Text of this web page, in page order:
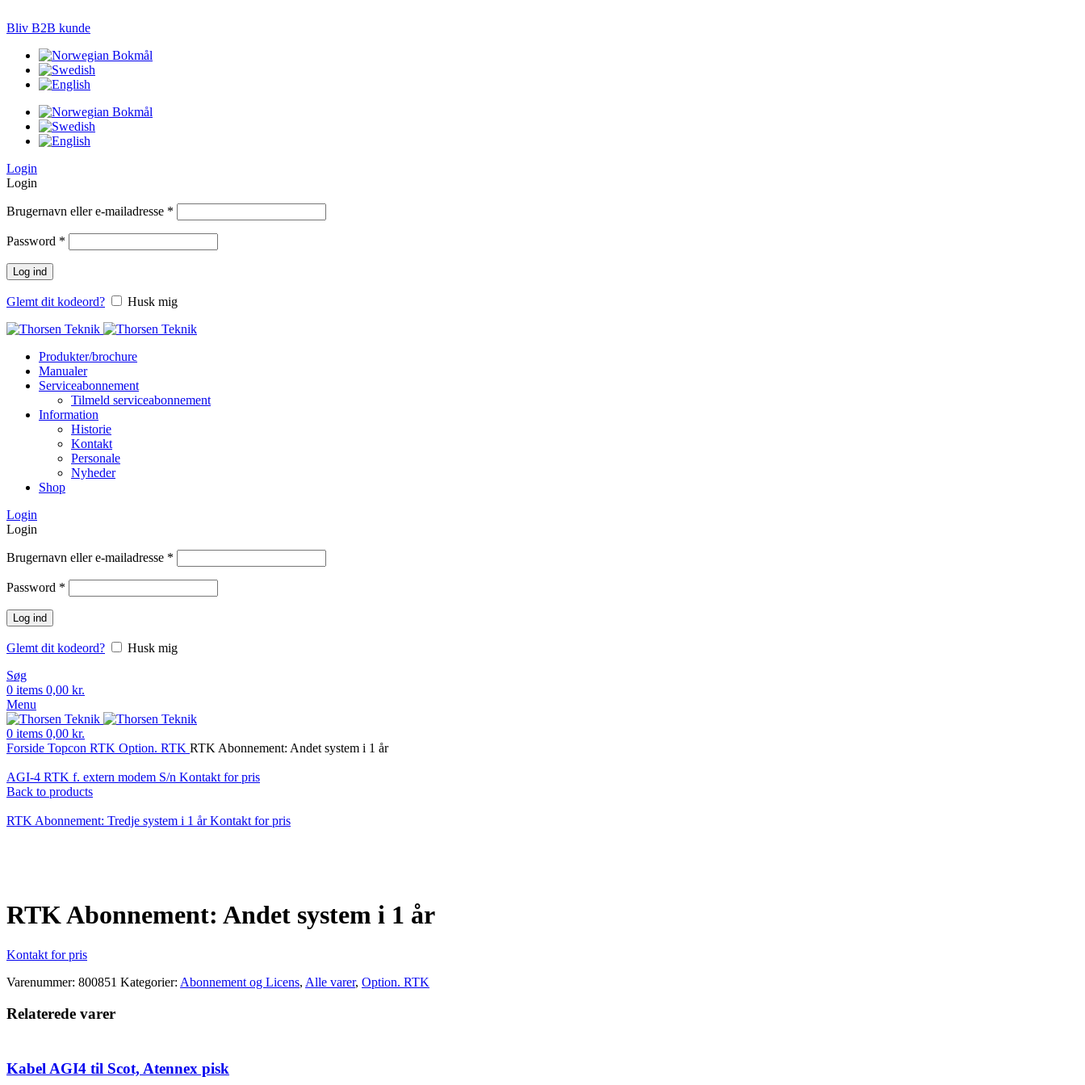
Bliv B2B kunde
Login
Login
Brugernavn eller e-mailadresse *
Password *
Log ind
Glemt dit kodeord? Husk mig
Produkter/brochure
Manualer
Serviceabonnement
Tilmeld serviceabonnement
Information
Historie
Kontakt
Personale
Nyheder
Shop
Login
Login
Brugernavn eller e-mailadresse *
Password *
Log ind
Glemt dit kodeord?
Husk mig
Søg
0 items 0,00 kr.
Menu
0 items 0,00 kr.
Forside Topcon RTK Option. RTK RTK Abonnement: Andet system i 1 år
AGI-4 RTK f. extern modem S/n Kontakt for pris
Back to products
RTK Abonnement: Tredje system i 1 årKontakt for pris
RTK Abonnement: Andet system i 1 år
Kontakt for pris
Varenummer: 800851 Kategorier: Abonnement og Licens, Alle varer, Option. RTK
Relaterede varer
Kabel AGI4 til Scot, Atennex pisk